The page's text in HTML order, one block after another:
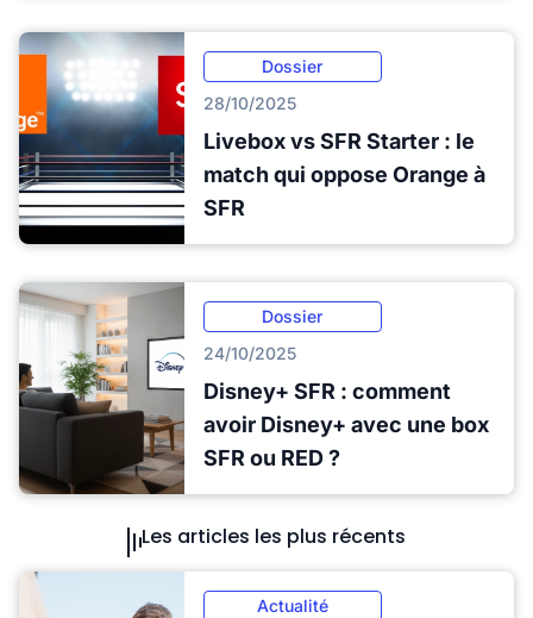
Dossier
28/10/2025
Livebox vs SFR Starter : le
match qui oppose Orange à
SFR
Dossier
24/10/2025
Disney+ SFR : comment
avoir Disney+ avec une box
SFR ou RED ?
Les articles les plus récents
Actualité